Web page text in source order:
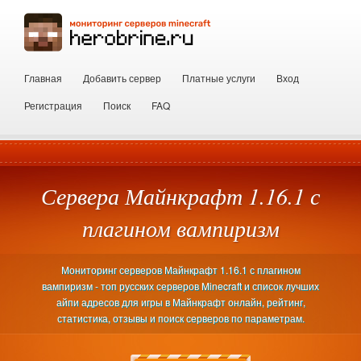
Главная Добавить сервер Платные услуги
Вход
Регистрация
Поиск FAQ
Сервера Майнкрафт 1.16.1 с
плагином вампиризм
Мониторинг серверов Майнкрафт 1.16.1 с плагином
вампиризм - топ русских серверов Minecraft и список лучших
айпи адресов для игры в Майнкрафт онлайн, рейтинг,
статистика, отзывы и поиск серверов по параметрам.